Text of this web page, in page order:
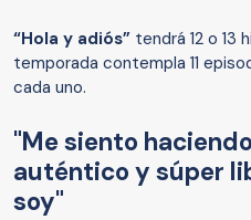
“Hola y adiós” tendrá 12 o 13
temporada contempla 11
cada uno.
"Me siento
auténtico y súper
soy"